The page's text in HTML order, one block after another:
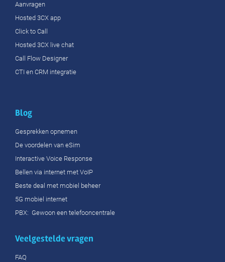
Aanvragen
Hosted 3CX app
Click to Call
Hosted 3CX live chat
Call Flow Designer
CTI en CRM integratie
Blog
Gesprekken opnemen
De voordelen van eSim
Interactive Voice Response
Bellen via internet met VoIP
Beste deal met mobiel beheer
5G mobiel internet
PBX: Gewoon een telefooncentrale
Veelgestelde vragen
FAQ